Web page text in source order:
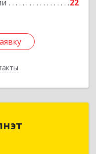
22
Подробнее
Алнэт
край, Назарово г,